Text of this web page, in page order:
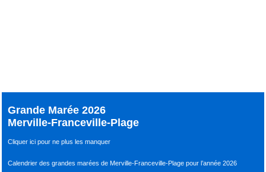
Grande Marée 2026
Merville-Franceville-Plage
Cliquer ici pour ne plus les manquer
Calendrier des grandes marées de Merville-Franceville-Plage pour l’année 2026